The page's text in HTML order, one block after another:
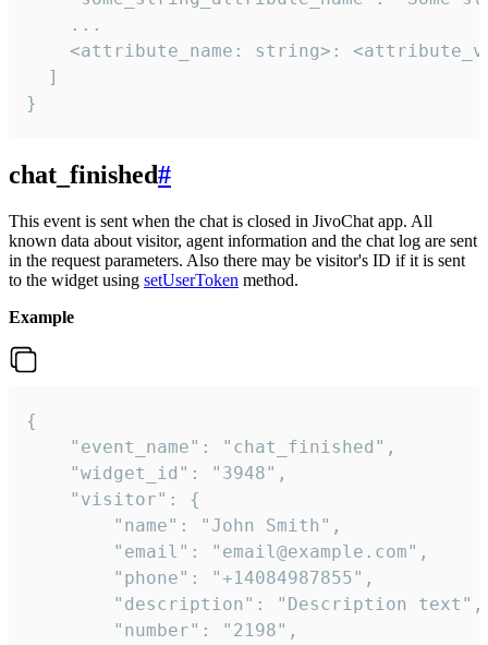
    ...
<attribute_name: string>:
  ]
}
chat_finished#
This event is sent when the chat is closed in JivoChat app. All
known data about visitor, agent information and the chat log are sent
in the request parameters. Also there may be visitor's ID if it is sent
to the widget using setUserToken method.
Example
{
    "event_name": "chat_finished",
    "widget_id": "3948",
    "visitor": {
        "name": "John Smith",
        "email": "email@example.com",
        "phone": "+14084987855",
        "description": "Description text",
        "number": "2198",